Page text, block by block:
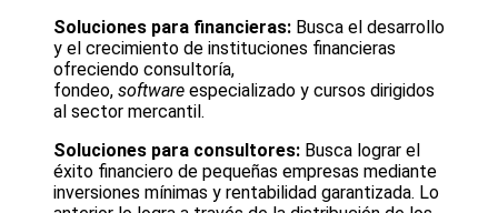
Soluciones para financieras: Busca el desarrollo
y el crecimiento de instituciones financieras
ofreciendo consultoría,
fondeo, software especializado y cursos dirigidos
al sector mercantil.
Soluciones para consultores: Busca lograr el
éxito financiero de pequeñas empresas mediante
inversiones mínimas y rentabilidad garantizada. Lo